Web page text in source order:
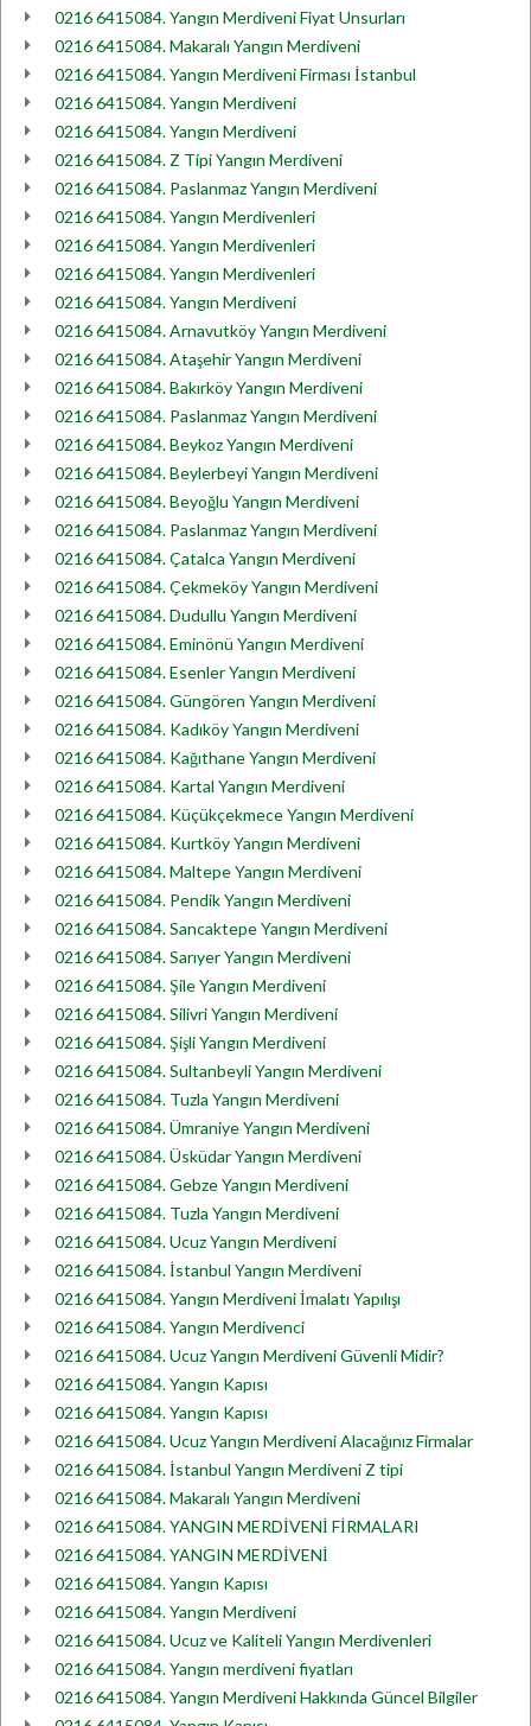
0216 6415084. Yangın Merdiveni Fiyat Unsurları
0216 6415084. Makaralı Yangın Merdiveni
0216 6415084. Yangın Merdiveni Firması İstanbul
0216 6415084. Yangın Merdiveni
0216 6415084. Yangın Merdiveni
0216 6415084. Z Tipi Yangın Merdiveni
0216 6415084. Paslanmaz Yangın Merdiveni
0216 6415084. Yangın Merdivenleri
0216 6415084. Yangın Merdivenleri
0216 6415084. Yangın Merdivenleri
0216 6415084. Yangın Merdiveni
0216 6415084. Arnavutköy Yangın Merdiveni
0216 6415084. Ataşehir Yangın Merdiveni
0216 6415084. Bakırköy Yangın Merdiveni
0216 6415084. Paslanmaz Yangın Merdiveni
0216 6415084. Beykoz Yangın Merdiveni
0216 6415084. Beylerbeyi Yangın Merdiveni
0216 6415084. Beyoğlu Yangın Merdiveni
0216 6415084. Paslanmaz Yangın Merdiveni
0216 6415084. Çatalca Yangın Merdiveni
0216 6415084. Çekmeköy Yangın Merdiveni
0216 6415084. Dudullu Yangın Merdiveni
0216 6415084. Eminönü Yangın Merdiveni
0216 6415084. Esenler Yangın Merdiveni
0216 6415084. Güngören Yangın Merdiveni
0216 6415084. Kadıköy Yangın Merdiveni
0216 6415084. Kağıthane Yangın Merdiveni
0216 6415084. Kartal Yangın Merdiveni
0216 6415084. Küçükçekmece Yangın Merdiveni
0216 6415084. Kurtköy Yangın Merdiveni
0216 6415084. Maltepe Yangın Merdiveni
0216 6415084. Pendik Yangın Merdiveni
0216 6415084. Sancaktepe Yangın Merdiveni
0216 6415084. Sarıyer Yangın Merdiveni
0216 6415084. Şile Yangın Merdiveni
0216 6415084. Silivri Yangın Merdiveni
0216 6415084. Şişli Yangın Merdiveni
0216 6415084. Sultanbeyli Yangın Merdiveni
0216 6415084. Tuzla Yangın Merdiveni
0216 6415084. Ümraniye Yangın Merdiveni
0216 6415084. Üsküdar Yangın Merdiveni
0216 6415084. Gebze Yangın Merdiveni
0216 6415084. Tuzla Yangın Merdiveni
0216 6415084. Ucuz Yangın Merdiveni
0216 6415084. İstanbul Yangın Merdiveni
0216 6415084. Yangın Merdiveni İmalatı Yapılışı
0216 6415084. Yangın Merdivenci
0216 6415084. Ucuz Yangın Merdiveni Güvenli Midir?
0216 6415084. Yangın Kapısı
0216 6415084. Yangın Kapısı
0216 6415084. Ucuz Yangın Merdiveni Alacağınız Firmalar
0216 6415084. İstanbul Yangın Merdiveni Z tipi
0216 6415084. Makaralı Yangın Merdiveni
0216 6415084. YANGIN MERDİVENİ FİRMALARI
0216 6415084. YANGIN MERDİVENİ
0216 6415084. Yangın Kapısı
0216 6415084. Yangın Merdiveni
0216 6415084. Ucuz ve Kaliteli Yangın Merdivenleri
0216 6415084. Yangın merdiveni fiyatları
0216 6415084. Yangın Merdiveni Hakkında Güncel Bilgiler